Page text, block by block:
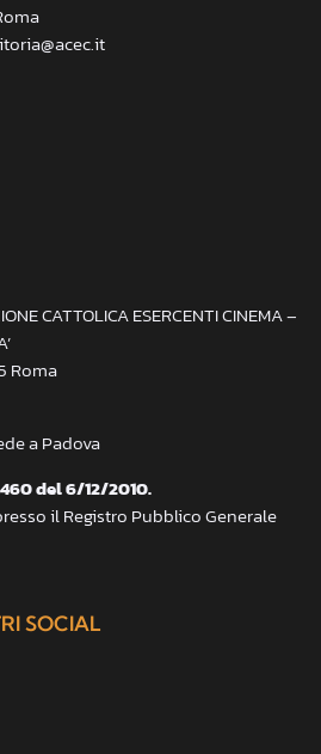
CATTOLICA ESERCENTI CINEMA –
Roma
a Padova
del 6/12/2010.
il Registro Pubblico Generale
SOCIAL